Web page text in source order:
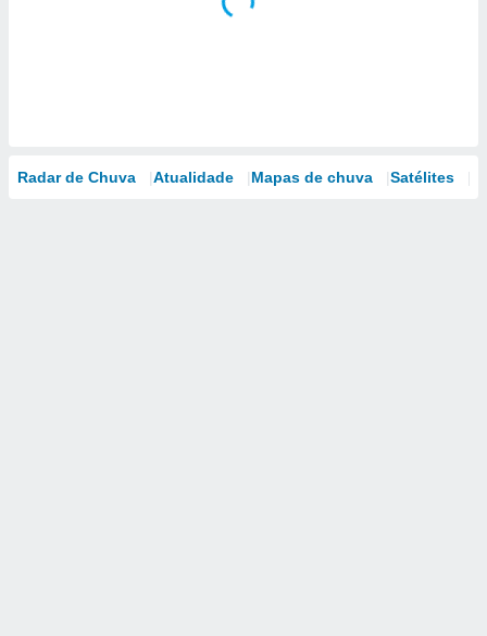
Radar de Chuva Atualidade Mapas de chuva Satélites